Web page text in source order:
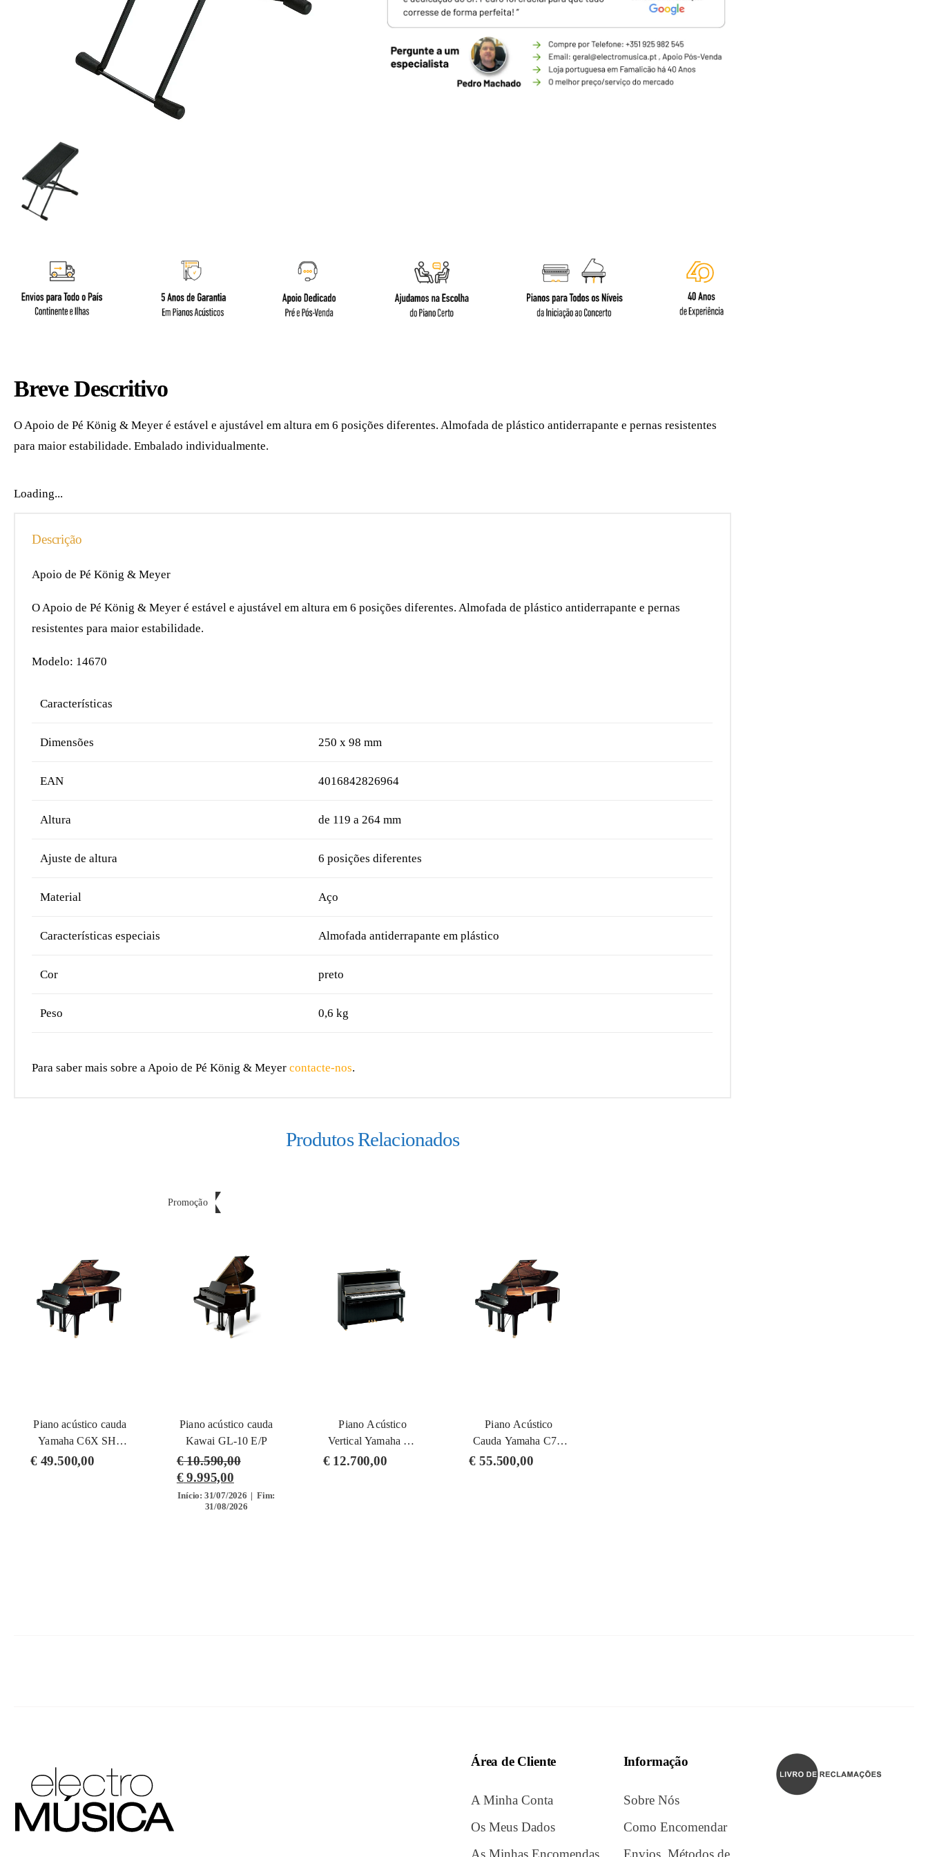
Breve Descritivo
O Apoio de Pé König & Meyer é estável e ajustável em altura em 6 posições diferentes. Almofada de plástico antiderrapante e pernas resistentes
para maior estabilidade. Embalado individualmente.
Loading...
Descrição
Apoio de Pé König & Meyer
O Apoio de Pé König & Meyer é estável e ajustável em altura em 6 posições diferentes. Almofada de plástico antiderrapante e pernas
resistentes para maior estabilidade.
Modelo: 14670
Características
Dimensões 250 x 98 mm
EAN 4016842826964
Altura de 119 a 264 mm
Ajuste de altura 6 posições diferentes
Material Aço
Características especiais Almofada antiderrapante em plástico
Cor preto
Peso 0,6 kg
Para saber mais sobre a Apoio de Pé König & Meyercontacte-nos.
Produtos Relacionados
Piano acústico cauda
Yamaha C6X SH3
PE (Silent)
€49.500,00
Promoção
Piano acústico cauda
Kawai GL-10 E/P
€10.590,00
€9.995,00
Início: 31/07/2026 | Fim:
31/08/2026
Piano Acústico
Vertical Yamaha U1
SH3 PE (Silent)
€12.700,00
Piano Acústico
Cauda Yamaha C7X
SH3 PE (Silent)
€ 55.500,00
Área de Cliente
A Minha Conta
Os Meus Dados
As Minhas Encomendas
Informação
Sobre Nós
Como Encomendar
Envios, Métodos de